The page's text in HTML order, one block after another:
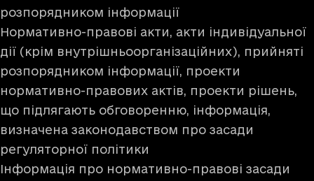
розпорядником інформації
Нормативно-правові акти, акти індивідуальної
дії (крім внутрішньоорганізаційних), прийняті
розпорядником інформації, проекти
нормативно-правових актів, проекти рішень,
що підлягають обговоренню, інформація,
визначена законодавством про засади
регуляторної політики
Інформація про нормативно-правові засади